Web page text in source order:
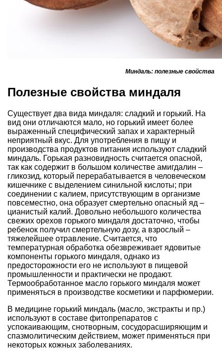
Миндаль: полезные свойства
Полезные свойства миндаля
Существует два вида миндаля: сладкий и горький. На
вид они отличаются мало, но горький имеет более
выраженный специфический запах и характерный
неприятный вкус. Для употребления в пищу и
производства продуктов питания используют сладкий
миндаль. Горькая разновидность считается опасной,
так как содержит в большом количестве амигдалин –
гликозид, который перерабатывается в человеческом
кишечнике с выделением синильной кислоты; при
соединении с калием, присутствующим в организме
повсеместно, она образует смертельно опасный яд –
цианистый калий. Довольно небольшого количества
свежих орехов горького миндаля достаточно, чтобы
ребенок получил смертельную дозу, а взрослый –
тяжелейшее отравление. Считается, что
температурная обработка обезвреживает ядовитые
компоненты горького миндаля, однако из
предосторожности его не используют в пищевой
промышленности и практически не продают.
Термообработанное масло горького миндаля может
применяться в производстве косметики и парфюмерии.
В медицине горький миндаль (масло, экстракты и пр.)
используют в составе фитопрепаратов с
успокаивающим, снотворным, сосудорасширяющим и
спазмолитическим действием, может применяться при
некоторых кожных заболеваниях.